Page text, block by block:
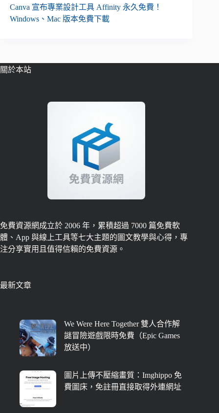
Canva 宣布專業設計工具 Affinity 永久免費！
Windows、Mac 版本免費下載
關於本站
免費資源網成立於 2006 年，累積超過 7000 篇免費軟
體、App 與線上工具等七大主題的圖文教學與心得，專
注分享實用且值得信賴的免費資源。
最新文章
We Were Here Together 雙人合作解
謎冒險遊戲限時免費（Epic Games
放送中）
圖片上傳不壓縮畫質：Imghippo 免
費圖床，免註冊直接取得外連網址